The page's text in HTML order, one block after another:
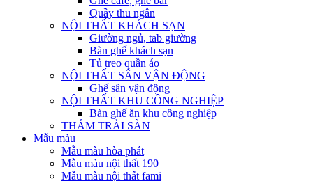
Quầy thu ngân
NỘI THẤT KHÁCH SẠN
Giường ngủ, tab giường
Bàn ghế khách sạn
Tủ treo quần áo
NỘI THẤT SÂN VẬN ĐỘNG
Ghế sân vận động
NỘI THẤT KHU CÔNG NGHIỆP
Bàn ghế ăn khu công nghiệp
THẢM TRẢI SÀN
Mẫu màu
Mẫu màu hòa phát
Mẫu màu nội thất 190
Mẫu màu nội thất fami